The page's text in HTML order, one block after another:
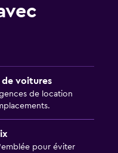
de voitures
de location
pour éviter